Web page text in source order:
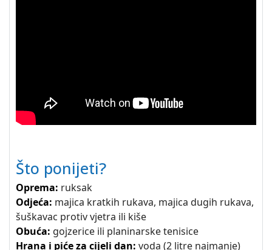
Što ponijeti?
Oprema: ruksak
Odjeća: majica kratkih rukava, majica dugih rukava,
šuškavac protiv vjetra ili kiše
Obuća: gojzerice ili planinarske tenisice
Hrana i piće za cijeli dan: voda (2 litre najmanje)